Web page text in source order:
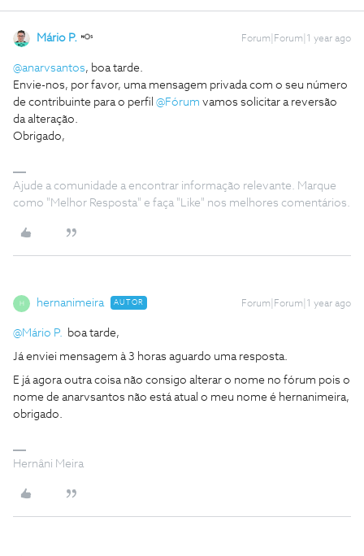
Mário P. Forum|Forum|1 year ago
@anarvsantos, boa tarde.
Envie-nos, por favor, uma mensagem privada com o seu número
de contribuinte para o perfil @Fórum vamos solicitar a reversão
da alteração.
Obrigado,
Ajude a comunidade a encontrar informação relevante. Marque
como "Melhor Resposta" e faça "Like" nos melhores comentários.
H hernanimeira AUTOR Forum|Forum|1 year ago
@Mário P. boa tarde,
Já enviei mensagem à 3 horas aguardo uma resposta.
E já agora outra coisa não consigo alterar o nome no fórum pois o
nome de anarvsantos não está atual o meu nome é hernanimeira,
obrigado.
Hernâni Meira